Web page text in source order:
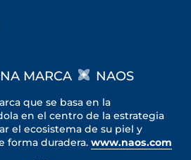
MARCA NAOS
que se basa en la
en el centro de la estrategia
el ecosistema de su piel y
forma duradera. www.naos.com